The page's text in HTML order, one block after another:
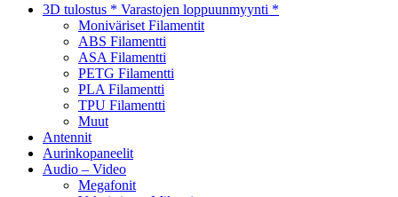
3D tulostus * Varastojen loppuunmyynti *
Moniväriset Filamentit
ABS Filamentti
ASA Filamentti
PETG Filamentti
PLA Filamentti
TPU Filamentti
Muut
Antennit
Aurinkopaneelit
Audio – Video
Megafonit